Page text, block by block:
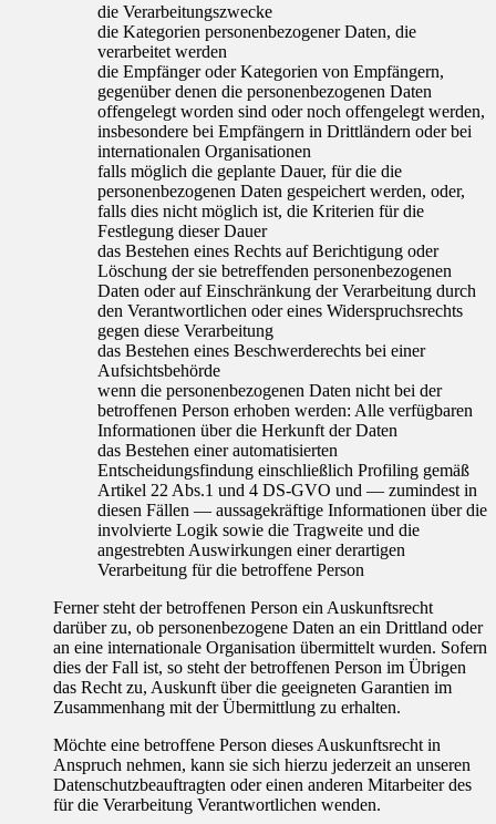
die Verarbeitungszwecke
die Kategorien personenbezogener Daten, die
verarbeitet werden
die Empfänger oder Kategorien von Empfängern,
gegenüber denen die personenbezogenen Daten
offengelegt worden sind oder noch offengelegt werden,
insbesondere bei Empfängern in Drittländern oder bei
internationalen Organisationen
falls möglich die geplante Dauer, für die die
personenbezogenen Daten gespeichert werden, oder,
falls dies nicht möglich ist, die Kriterien für die
Festlegung dieser Dauer
das Bestehen eines Rechts auf Berichtigung oder
Löschung der sie betreffenden personenbezogenen
Daten oder auf Einschränkung der Verarbeitung durch
den Verantwortlichen oder eines Widerspruchsrechts
gegen diese Verarbeitung
das Bestehen eines Beschwerderechts bei einer
Aufsichtsbehörde
wenn die personenbezogenen Daten nicht bei der
betroffenen Person erhoben werden: Alle verfügbaren
Informationen über die Herkunft der Daten
das Bestehen einer automatisierten
Entscheidungsfindung einschließlich Profiling gemäß
Artikel 22 Abs.1 und 4 DS-GVO und — zumindest in
diesen Fällen — aussagekräftige Informationen über die
involvierte Logik sowie die Tragweite und die
angestrebten Auswirkungen einer derartigen
Verarbeitung für die betroffene Person
Ferner steht der betroffenen Person ein Auskunftsrecht
darüber zu, ob personenbezogene Daten an ein Drittland oder
an eine internationale Organisation übermittelt wurden. Sofern
dies der Fall ist, so steht der betroffenen Person im Übrigen
das Recht zu, Auskunft über die geeigneten Garantien im
Zusammenhang mit der Übermittlung zu erhalten.
Möchte eine betroffene Person dieses Auskunftsrecht in
Anspruch nehmen, kann sie sich hierzu jederzeit an unseren
Datenschutzbeauftragten oder einen anderen Mitarbeiter des
für die Verarbeitung Verantwortlichen wenden.